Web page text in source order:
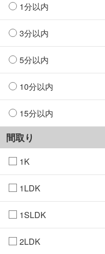
1分以内
3分以内
5分以内
10分以内
15分以内
間取り
1K
1LDK
1SLDK
2LDK